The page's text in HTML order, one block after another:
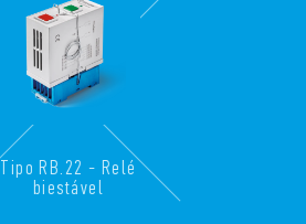
Tipo RB.22 - Relé
biestável